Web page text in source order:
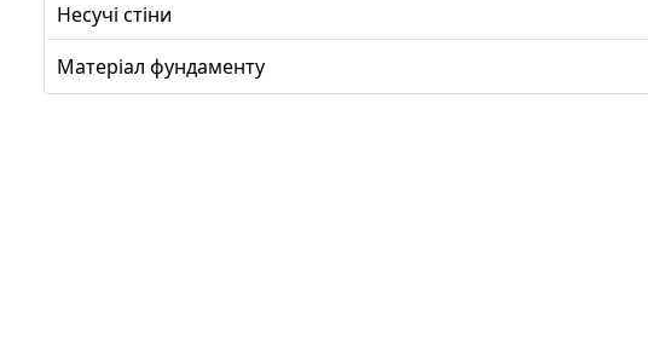
Несучі стіни
Матеріал фундаменту